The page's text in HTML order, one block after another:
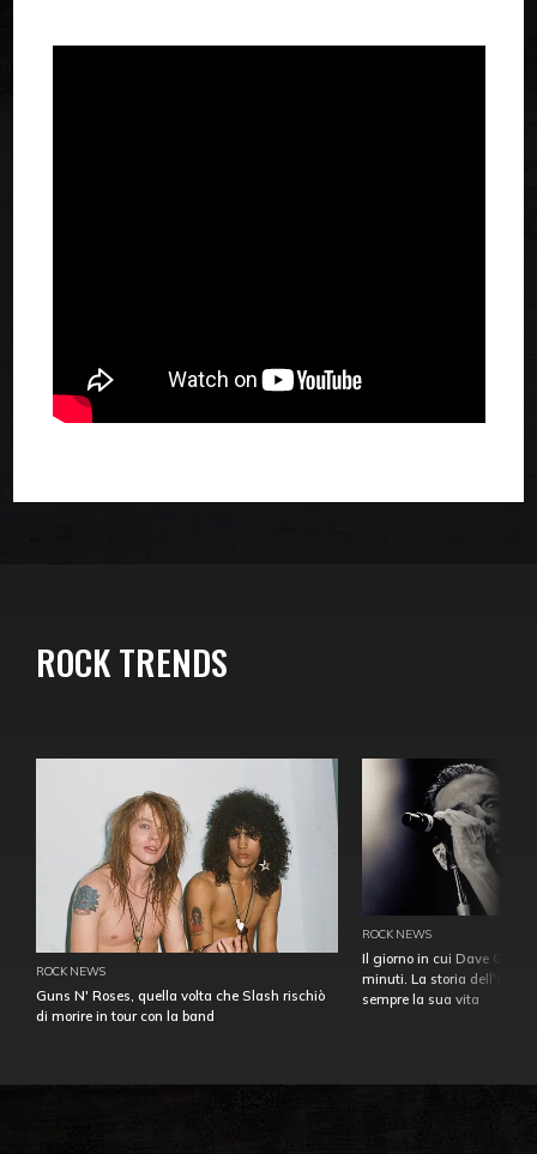
ROCK TRENDS
ROCK NEWS
Guns N' Roses, quella volta che Slash rischiò
di morire in tour con la band
ROCK NEWS
Il giorno in cui Dave
minuti. La storia
sempre la sua vita